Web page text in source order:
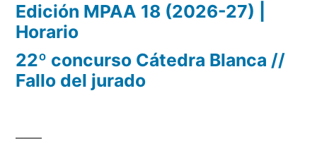
Edición MPAA 18 (2026-27) |
Horario
22º concurso Cátedra Blanca //
Fallo del jurado